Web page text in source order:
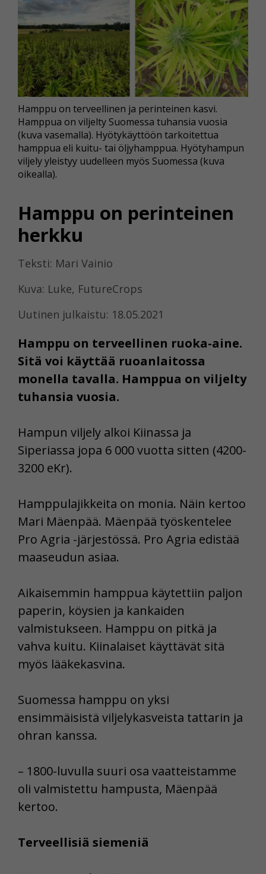
Hamppu on perinteinen
herkku
Teksti: Mari Vainio
Kuva: Luke, FutureCrops
Uutinen julkaistu: 18.05.2021
Hamppu on terveellinen ruoka-aine.
Sitä voi käyttää ruoanlaitossa
monella tavalla. Hamppua on viljelty
tuhansia vuosia.
Hamppu on terveellinen ja perinteinen kasvi.
Hamppua on viljelty Suomessa tuhansia vuosia
(kuva vasemalla). Hyötykäyttöön tarkoitettua
hamppua eli kuitu- tai öljyhamppua. Hyötyhampun
viljely yleistyy uudelleen myös Suomessa (kuva
oikealla).
Hampun viljely alkoi Kiinassa ja
Siperiassa jopa 6 000 vuotta sitten (4200-
3200 eKr).
Hamppulajikkeita on monia. Näin kertoo
Mari Mäenpää. Mäenpää työskentelee
Pro Agria -järjestössä. Pro Agria edistää
maaseudun asiaa.
Aikaisemmin hamppua käytettiin paljon
paperin, köysien ja kankaiden
valmistukseen. Hamppu on pitkä ja
vahva kuitu. Kiinalaiset käyttävät sitä
myös lääkekasvina.
Suomessa hamppu on yksi
ensimmäisistä viljelykasveista tattarin ja
ohran kanssa.
– 1800-luvulla suuri osa vaatteistamme
oli valmistettu hampusta, Mäenpää
kertoo.
Terveellisiä siemeniä